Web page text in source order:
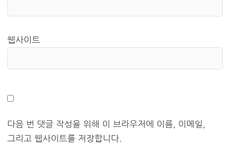
웹사이트
다음 번 댓글 작성을 위해 이 브라우저에 이름, 이메일,
그리고 웹사이트를 저장합니다.